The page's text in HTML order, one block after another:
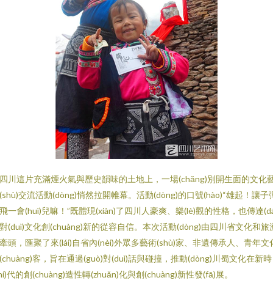
川這片充滿煙火氣與歷史韻味的土地上，一場(chǎng)別開生面的文化
交流活動(dòng)悄然拉開帷幕。活動(dòng)的口號(hào)“雄起！讓子
一會(huì)兒嘛！”既體現(xiàn)了四川人豪爽、樂(lè)觀的性格，也傳達
(duì)文化創(chuàng)新的從容自信。本次活動(dòng)由四川省文化和旅
頭，匯聚了來(lái)自省內(nèi)外眾多藝術(shù)家、非遺傳承人、青年文
客，旨在通過(guò)對(duì)話與碰撞，推動(dòng)川蜀文化在新時
代的創(chuàng)造性轉(zhuǎn)化與創(chuàng)新性發(fā)展。